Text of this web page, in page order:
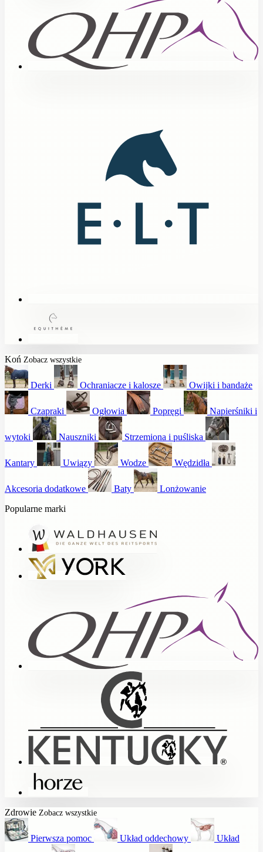
Koń Zobacz wszystkie
Derki Ochraniacze i kalosze Owijki i bandaże
Czapraki Ogłowia Popręgi Napierśniki i
wytoki Nauszniki Strzemiona i puśliska
Kantary Uwiązy Wodze Wędzidła
Akcesoria dodatkowe Baty
Lonżowanie
Popularne marki
Zdrowie Zobacz wszystkie
Pierwsza pomoc Układ oddechowy Układ